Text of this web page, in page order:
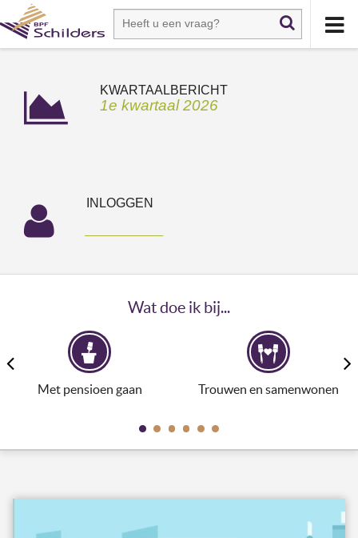
KWARTAALBERICHT
1e kwartaal 2026
INLOGGEN
Wat doe ik bij...
Met pensioen gaan Trouwen en samenwonen